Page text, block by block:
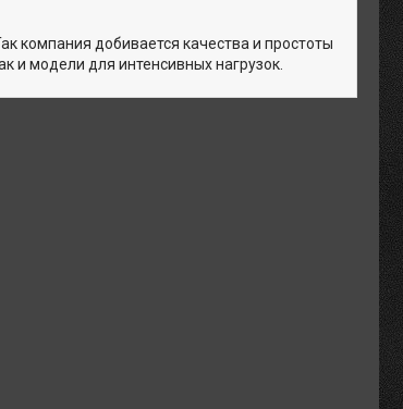
компания добивается качества и простоты
и модели для интенсивных нагрузок.